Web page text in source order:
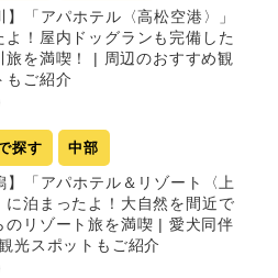
】「アパホテル〈高松空港〉」
よ！屋内ドッグランも完備した
旅を満喫！ | 周辺のおすすめ観
もご紹介
探す 中部
】「アパホテル＆リゾート〈上
に泊まったよ！大自然を間近で
のリゾート旅を満喫 | 愛犬同伴
光スポットもご紹介